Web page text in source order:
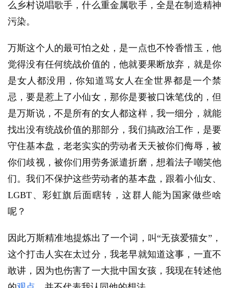
么乡村说唱歌手，什么重金属歌手，全是在制造精神
污染。
万斯这个人的最可怕之处，是一点也不怜香惜玉，他
觉得没有任何统战价值的，他就要果断放弃，就是你
是女人都没用，你知道骂女人在全世界都是一个禁
忌，要是惹上了小仙女，那你是要被口诛笔伐的，但
是万斯说，不是所有的女人都这样，我一细分，就能
找出没有统战价值的那部分，我们搞政治工作，是要
守住基本盘，老老实实的劳动者天天被你们侮辱，被
你们歧视，被你们用劳务派遣折磨，想着法子嘲笑他
们。我们不保护这些劳动者的基本盘，跟着小仙女、
LGBT、彩虹旗后面瞎转，这群人能为国家做些啥
呢？
因此万斯精准地提炼出了一个词，叫“无孩爱猫女”，
这个打击人实在太过分，我老早就知道这事，一直不
敢讲，因为也伤害了一大批中国女孩，我现在转述他